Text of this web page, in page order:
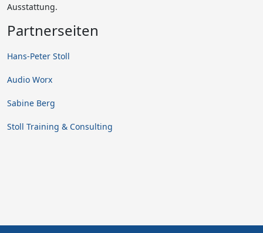
Ausstattung.
Partnerseiten
Hans-Peter Stoll
Audio Worx
Sabine Berg
Stoll Training & Consulting